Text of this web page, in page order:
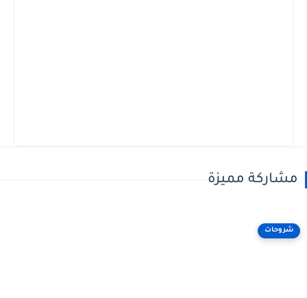
مشاركة مميزة
شروحات